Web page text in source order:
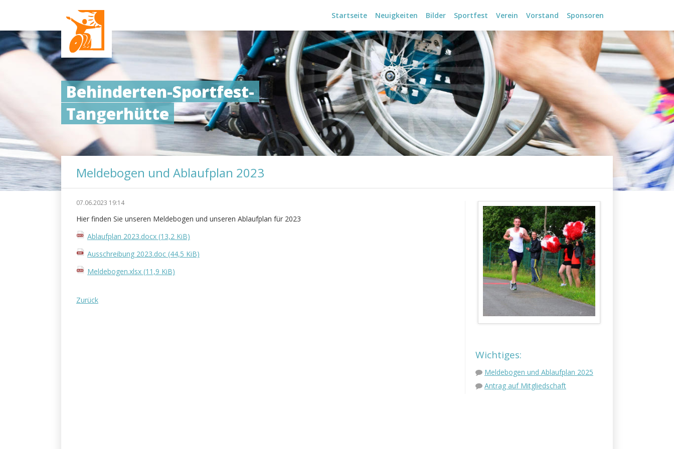
Navigation
Startseite Neuigkeiten Bilder Sportfest Verein Vorstand Sponsoren
Behinderten-Sportfest-
Tangerhütte
Meldebogen und Ablaufplan 2023
07.06.2023 19:14
Hier finden Sie unseren Meldebogen und unseren Ablaufplan für 2023
Ablaufplan 2023.docx (13,2 KiB)
Ausschreibung 2023.doc (44,5 KiB)
Meldebogen.xlsx (11,9 KiB)
Zurück
Wichtiges:
Meldebogen und Ablaufplan 2025
Antrag auf Mitgliedschaft